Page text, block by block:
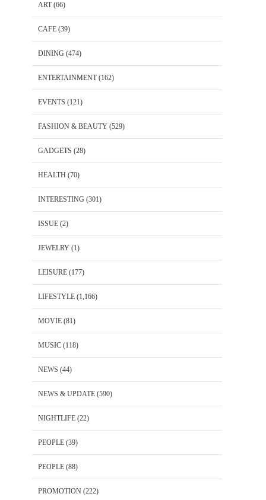
ART(66)
CAFE (39)
DINING (474)
ENTERTAINMENT(162)
EVENTS (121)
FASHION & BEAUTY (529)
GADGETS (28)
HEALTH (70)
INTERESTING (301)
ISSUE (2)
JEWELRY (1)
LEISURE (177)
LIFESTYLE (1,166)
MOVIE (81)
MUSIC (118)
NEWS (44)
NEWS & UPDATE (590)
NIGHTLIFE (22)
PEOPLE (39)
PEOPLE (88)
PROMOTION (222)